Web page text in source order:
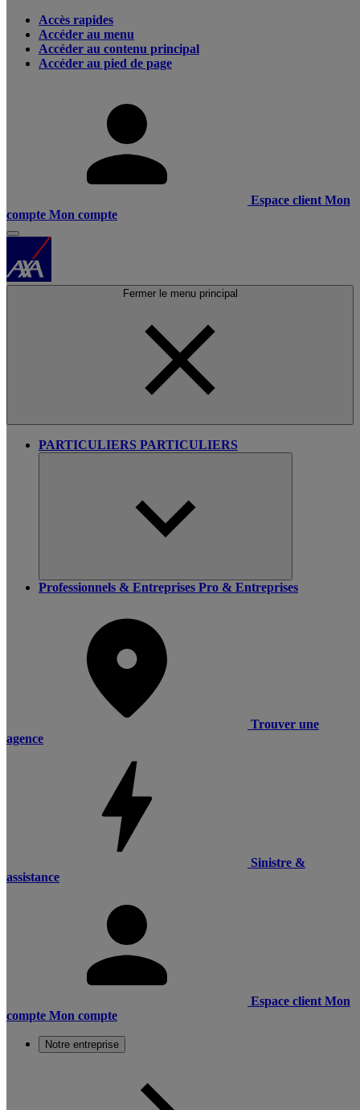
Accès rapides
Accéder au menu
Accéder au contenu principal
Accéder au pied de page
Espace client Mon
compte Mon compte
Fermer le menu principal
PARTICULIERS PARTICULIERS
Professionnels & Entreprises Pro & Entreprises
Trouver une
agence
Sinistre &
assistance
Espace client Mon
compte Mon compte
Notre entreprise